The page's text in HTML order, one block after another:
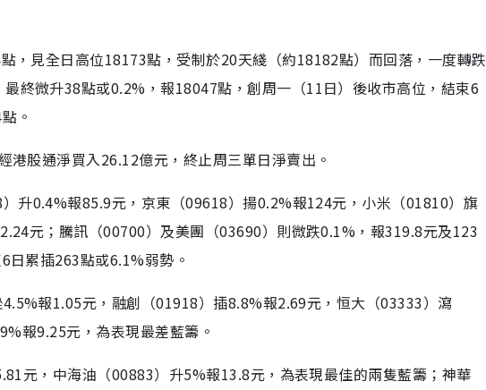
，見全日高位18173點，受制於20天綫（約18182點）而回落，一度轉跌
終微升38點或0.2%，報18047點，創周一（11日）後收市高位，結束6
。
股通淨買入26.12億元，終止周三單日淨賣出。
升0.4%報85.9元，京東（09618）揚0.2%報124元，小米（01810）旗
元；騰訊（00700）及美團（03690）則微跌0.1%，報319.8元及123
日累插263點或6.1%弱勢。
報1.05元，融創（01918）插8.8%報2.69元，恒大（03333）瀉
報9.25元，為表現最差藍籌。
元，中海油（00883）升5%報13.8元，為表現最佳的兩隻藍籌；神華